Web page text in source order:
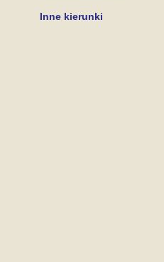
Inne kierunki